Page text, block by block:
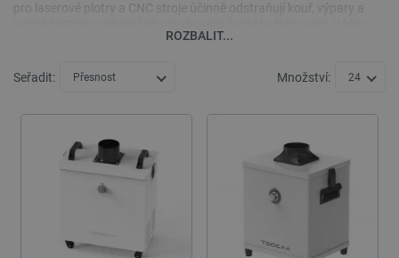
pro laserové plotry a CNC stroje účinně odstraňují kouř, výpary a
kategorii jsme shromáždili modely zařízení, náhradní filtry a
bezpečnosti pro lasery, CNC a další.
ROZBALIT...
Seřadit: Přesnost Množství: 24